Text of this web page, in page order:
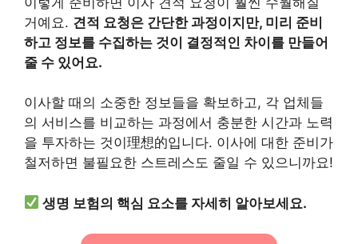
거예요. 견적 요청은 간단한 과정이지만, 미리 준비
하고 정보를 수집하는 것이 결정적인 차이를 만들어
줄 수 있어요.
이사할 때의 소중한 정보들을 확보하고, 각 업체들
의 서비스를 비교하는 과정에서 충분한 시간과 노력
을 투자하는 것이理想的입니다. 이사에 대한 준비가
철저하면 불필요한 스트레스도 줄일 수 있으니까요!
생명 보험의 핵심 요소를 자세히 알아보세요.